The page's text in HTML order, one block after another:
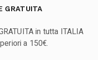
GRATUITA
in tutta ITALIA
a 150€.